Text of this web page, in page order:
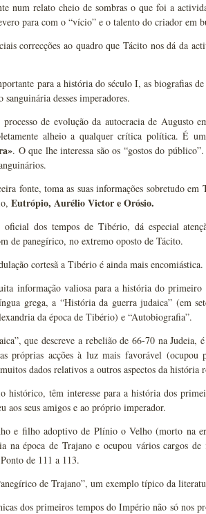
num relato cheio de sombras o que foi a
para com o “vício” e o talento do criador em
correcções ao quadro que Tácito nos dá da
para a história do século I, as biografias
desses imperadores.
de evolução da autocracia de Augusto
alheio a qualquer crítica política. É
. O que lhe interessa são os “gostos do
fonte, toma as suas informações sobretudo
Eutrópio, Aurélio Victor e Orósio.
oficial dos tempos de Tibério, dá especial
de panegírico, no extremo oposto de Tácito.
cortesã a Tibério é ainda mais encomiástica.
informação valiosa para a história do
grega, a “História da guerra judaica” (em
da época de Tibério) e “Autobiografia”.
que descreve a rebelião de 66-70 na Judeia,
próprias acções à luz mais favorável
dados relativos a outros aspectos da história
histórico, têm interesse para a história dos
aos seus amigos e ao próprio imperador.
e filho adoptivo de Plínio o Velho (morto na
na época de Trajano e ocupou vários cargos
de 111 a 113.
de Trajano”, um exemplo típico da
dos primeiros tempos do Império não só nos